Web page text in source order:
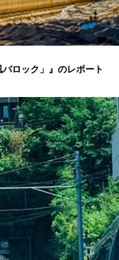
ロック」』のレポート